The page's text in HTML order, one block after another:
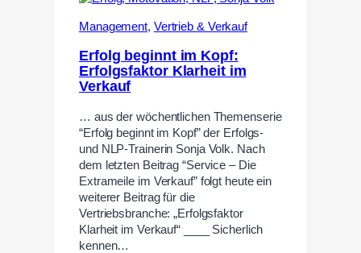
Management, Vertrieb & Verkauf
Erfolg beginnt im Kopf:
Erfolgsfaktor Klarheit im
Verkauf
… aus der wöchentlichen Themenserie
“Erfolg beginnt im Kopf” der Erfolgs-
und NLP-Trainerin Sonja Volk. Nach
dem letzten Beitrag “Service – Die
Extrameile im Verkauf” folgt heute ein
weiterer Beitrag für die
Vertriebsbranche: „Erfolgsfaktor
Klarheit im Verkauf“ ____ Sicherlich
kennen…